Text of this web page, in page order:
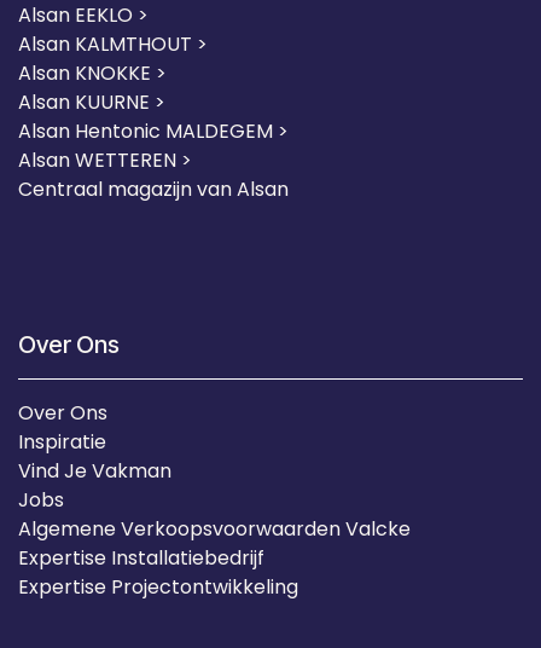
Alsan EEKLO >
Alsan KALMTHOUT >
Alsan KNOKKE >
Alsan KUURNE >
Alsan Hentonic MALDEGEM >
Alsan WETTEREN >
Centraal magazijn van Alsan
Over Ons
Over Ons
Inspiratie
Vind Je Vakman
Jobs
Algemene Verkoopsvoorwaarden Valcke
Expertise Installatiebedrijf
Expertise Projectontwikkeling